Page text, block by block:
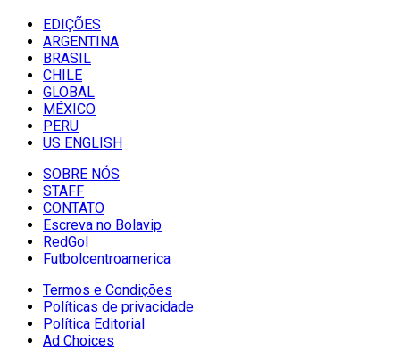
EDIÇÕES
ARGENTINA
BRASIL
CHILE
GLOBAL
MÉXICO
PERU
US ENGLISH
SOBRE NÓS
STAFF
CONTATO
Escreva no Bolavip
RedGol
Futbolcentroamerica
Termos e Condições
Políticas de privacidade
Política Editorial
Ad Choices